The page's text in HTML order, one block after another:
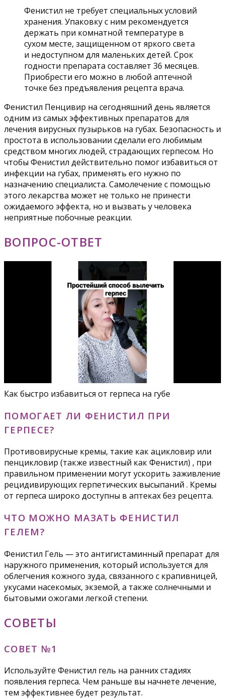
Фенистил не требует специальных условий
хранения. Упаковку с ним рекомендуется
держать при комнатной температуре в
сухом месте, защищенном от яркого света
и недоступном для маленьких детей. Срок
годности препарата составляет 36 месяцев.
Приобрести его можно в любой аптечной
точке без предъявления рецепта врача.
Фенистил Пенцивир на сегодняшний день является
одним из самых эффективных препаратов для
лечения вирусных пузырьков на губах. Безопасность и
простота в использовании сделали его любимым
средством многих людей, страдающих герпесом. Но
чтобы Фенистил действительно помог избавиться от
инфекции на губах, применять его нужно по
назначению специалиста. Самолечение с помощью
этого лекарства может не только не принести
ожидаемого эффекта, но и вызвать у человека
неприятные побочные реакции.
ВОПРОС-ОТВЕТ
Как быстро избавиться от герпеса на губе
ПОМОГАЕТ ЛИ ФЕНИСТИЛ ПРИ
ГЕРПЕСЕ?
Противовирусные кремы, такие как ацикловир или
пенцикловир (также известный как Фенистил) , при
правильном применении могут ускорить заживление
рецидивирующих герпетических высыпаний . Кремы
от герпеса широко доступны в аптеках без рецепта.
ЧТО МОЖНО МАЗАТЬ ФЕНИСТИЛ
ГЕЛЕМ?
Фенистил Гель — это антигистаминный препарат для
наружного применения, который используется для
облегчения кожного зуда, связанного с крапивницей,
укусами насекомых, экземой, а также солнечными и
бытовыми ожогами легкой степени.
СОВЕТЫ
СОВЕТ №1
Используйте Фенистил гель на ранних стадиях
появления герпеса. Чем раньше вы начнете лечение,
тем эффективнее будет результат.